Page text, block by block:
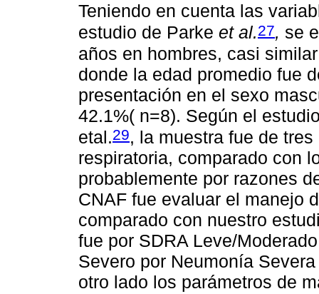
Teniendo en cuenta las
estudio de Parke et al.27, se
años en hombres, casi
donde la edad promedio fue
presentación en el sexo
42.1%( n=8). Según el
etal.29, la muestra fue de
respiratoria, comparado con
probablemente por razones
CNAF fue evaluar el manejo
comparado con nuestro
fue por SDRA Leve/
Severo por Neumonía
otro lado los parámetros de